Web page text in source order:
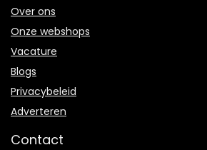
Over ons
Onze webshops
Vacature
Blogs
Privacybeleid
Adverteren
Contact